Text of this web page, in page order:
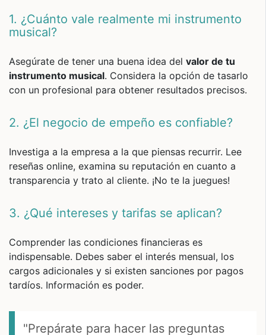
1. ¿Cuánto vale realmente mi instrumento
musical?
Asegúrate de tener una buena idea del valor de tu
instrumento musical. Considera la opción de tasarlo
con un profesional para obtener resultados precisos.
2. ¿El negocio de empeño es confiable?
Investiga a la empresa a la que piensas recurrir. Lee
reseñas online, examina su reputación en cuanto a
transparencia y trato al cliente. ¡No te la juegues!
3. ¿Qué intereses y tarifas se aplican?
Comprender las condiciones financieras es
indispensable. Debes saber el interés mensual, los
cargos adicionales y si existen sanciones por pagos
tardíos. Información es poder.
"Prepárate para hacer las preguntas